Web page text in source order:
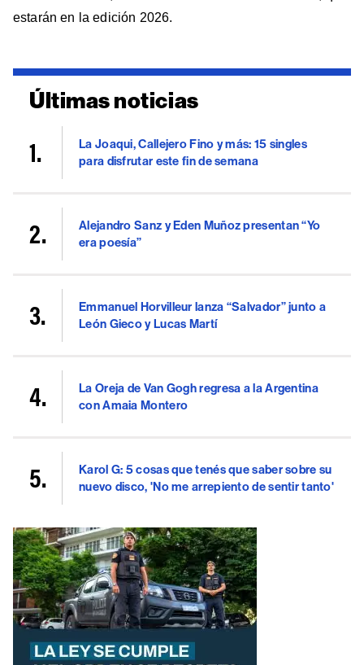
estarán en la edición 2026.
Últimas noticias
La Joaqui, Callejero Fino y más: 15 singles
para disfrutar este fin de semana
Alejandro Sanz y Eden Muñoz presentan “Yo
era poesía”
Emmanuel Horvilleur lanza “Salvador” junto a
León Gieco y Lucas Martí
La Oreja de Van Gogh regresa a la Argentina
con Amaia Montero
Karol G: 5 cosas que tenés que saber sobre su
nuevo disco, 'No me arrepiento de sentir tanto'